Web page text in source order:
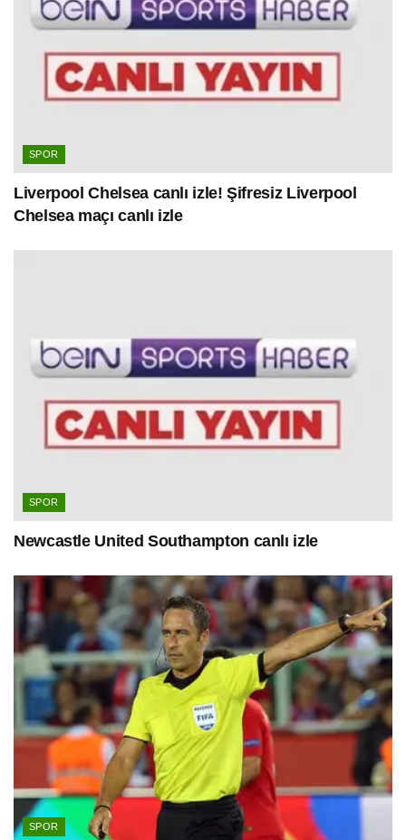
SPOR
Liverpool Chelsea canlı izle! Şifresiz Liverpool
Chelsea maçı canlı izle
SPOR
Newcastle United Southampton canlı izle
SPOR